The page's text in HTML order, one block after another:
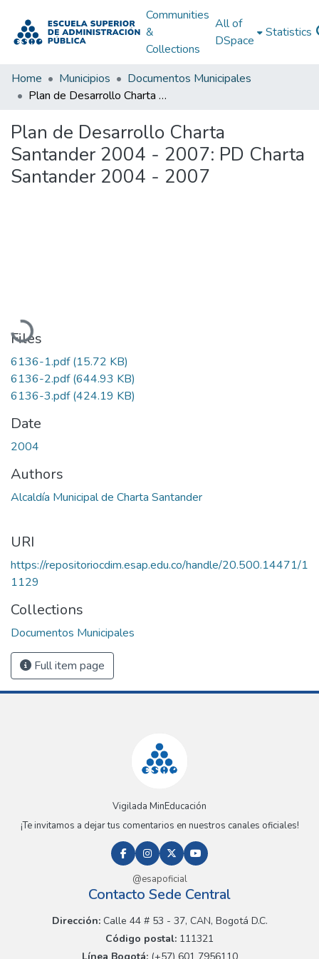
Communities
&
Collections
All of
DSpace
Statistics
Home Municipios
Documentos Municipales
Plan de Desarrollo Charta Santander 2004 - 2007: PD Charta Santander 2004 - 2007
Plan de Desarrollo Charta
Santander 2004 - 2007: PD Charta
Santander 2004 - 2007
Loading...
Files
6136-1.pdf(15.72 KB)
6136-2.pdf(644.93 KB)
6136-3.pdf(424.19 KB)
Date
2004
Authors
Alcaldía Municipal de Charta Santander
URI
https://repositoriocdim.esap.edu.co/handle/20.500.14471/1
1129
Collections
Documentos Municipales
Full item page
Vigilada MinEducación
¡Te invitamos a dejar tus comentarios en nuestros canales oficiales!
@esapoficial
Contacto Sede Central
Dirección:Calle 44 # 53 - 37, CAN, Bogotá D.C.
Código postal: 111321